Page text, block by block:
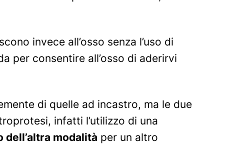
invece all’osso senza l’uso di
per consentire all’osso di aderirvi
di quelle ad incastro, ma le due
infatti l’utilizzo di una
dell’altra modalità per un altro